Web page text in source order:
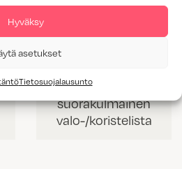
Hyväksy
asetukset
Tietosuojalausuntokorkea
suorakulmainen
valo-/koristelista